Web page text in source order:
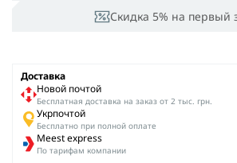
Скидка 5% на первый
Доставка
Новой почтой
Беcплатная доставка на заказ от 2 тыс. грн.
Укрпочтой
Бесплатно при полной оплате
Meest express
По тарифам компании